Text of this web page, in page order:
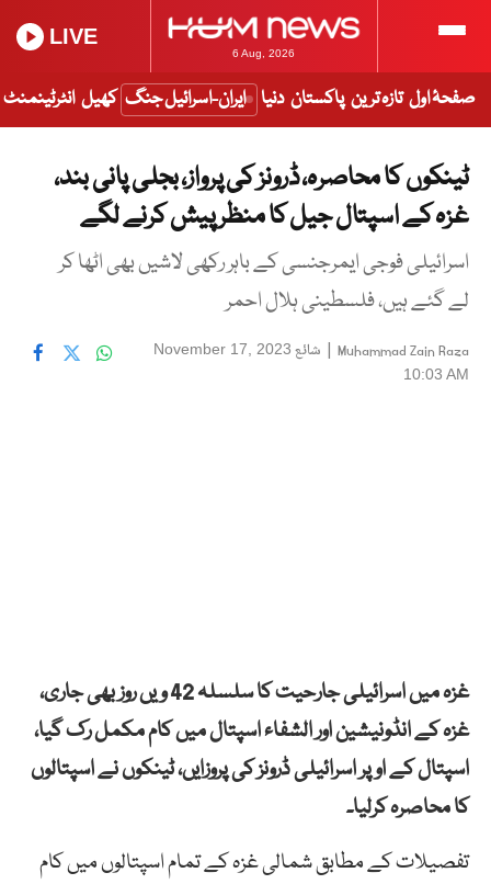
6 Aug, 2026
LIVE
صفحۂ اول تازہ ترین پاکستان دنیا ایران-اسرائیل جنگ کھیل انٹرٹینمنٹ
ٹینکوں کا محاصرہ، ڈرونز کی پرواز، بجلی پانی بند،
غزہ کے اسپتال جیل کا منظر پیش کرنے لگے
اسرائیلی فوجی ایمرجنسی کے باہر رکھی لاشیں بھی اٹھا کر
لے گئے ہیں، فلسطینی ہلال احمر
Muhammad Zain Raza
| شائع November 17, 2023
10:03 AM
غزہ میں اسرائیلی جارحیت کا سلسلہ 42 ویں روز بھی جاری،
غزہ کے انڈونیشین اور الشفاء اسپتال میں کام مکمل رک گیا،
اسپتال کے اوپر اسرائیلی ڈرونز کی پروزایں، ٹینکوں نے اسپتالوں
کا محاصرہ کرلیا۔
تفصیلات کے مطابق شمالی غزہ کے تمام اسپتالوں میں کام